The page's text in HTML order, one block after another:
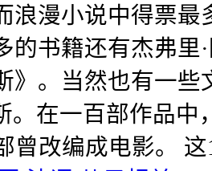
浪漫小说中得票最
的书籍还有杰弗里
》。当然也有一
。在一百部作品中
曾改编成电影。